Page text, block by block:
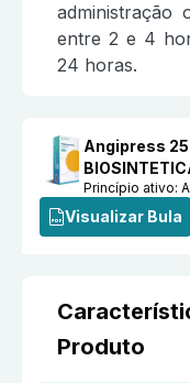
administração
entre 2 e 4
24 horas.
Angipress
Princípio ativo:
Visualizar Bula
Produto